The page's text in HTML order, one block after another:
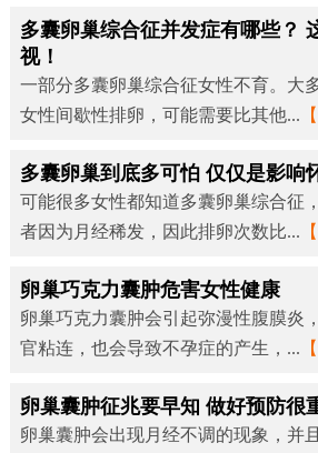
多囊卵巢综合征并发症有哪些？
视！
一部分多囊卵巢综合征女性不育。大
女性间歇性排卵，可能需要比其他...
多囊卵巢到底多可怕 仅仅是影响
可能很多女性都知道多囊卵巢综合征
者因为月经稀发，因此排卵次数比...
卵巢巧克力囊肿危害女性健康
卵巢巧克力囊肿会引起弥漫性腹膜炎
官粘连，也会导致不孕症的产生，...
卵巢囊肿征兆要早知 做好预防很
卵巢囊肿会出现月经不调的现象，并